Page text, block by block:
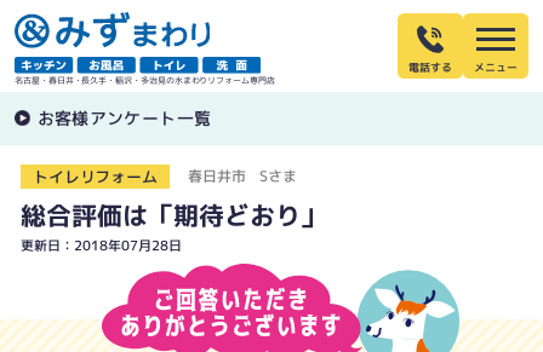
名古屋・春日井・長久手・稲沢・多治見の水まわりリフォーム専門店
電話する
お客様アンケート一覧
トイレリフォーム 春日井市 Sさま
総合評価は「期待どおり」
更新日：2018年07月28日